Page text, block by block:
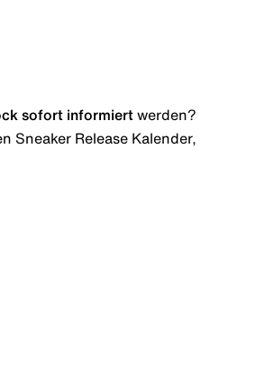
sofort informiert werden?
Sneaker Release Kalender,